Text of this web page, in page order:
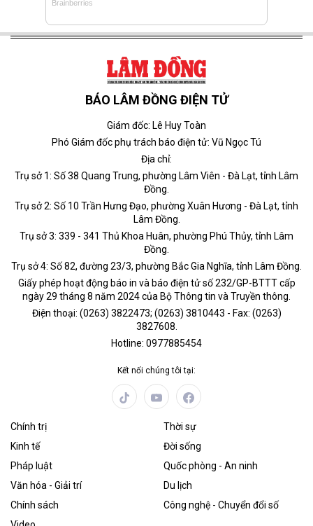
BÁO LÂM ĐỒNG ĐIỆN TỬ
Giám đốc: Lê Huy Toàn
Phó Giám đốc phụ trách báo điện tử: Vũ Ngọc Tú
Địa chỉ:
Trụ sở 1: Số 38 Quang Trung, phường Lâm Viên - Đà Lạt, tỉnh Lâm
Đồng.
Trụ sở 2: Số 10 Trần Hưng Đạo, phường Xuân Hương - Đà Lạt, tỉnh
Lâm Đồng.
Trụ sở 3: 339 - 341 Thủ Khoa Huân, phường Phú Thủy, tỉnh Lâm
Đồng.
Trụ sở 4: Số 82, đường 23/3, phường Bắc Gia Nghĩa, tỉnh Lâm Đồng.
Giấy phép hoạt động báo in và báo điện tử số 232/GP-BTTT cấp
ngày 29 tháng 8 năm 2024 của Bộ Thông tin và Truyền thông.
Điện thoại: (0263) 3822473; (0263) 3810443 - Fax: (0263)
3827608.
Hotline: 0977885454
Kết nối chúng tôi tại:
Chính trị
Thời sự
Kinh tế
Đời sống
Pháp luật
Quốc phòng - An ninh
Văn hóa - Giải trí
Du lịch
Chính sách
Công nghệ - Chuyển đổi số